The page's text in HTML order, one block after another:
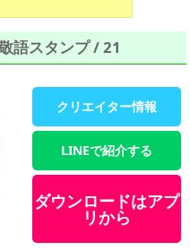
語スタンプ / 21
クリエイター情報
LINEで紹介する
ダウンロードはアプ
リから